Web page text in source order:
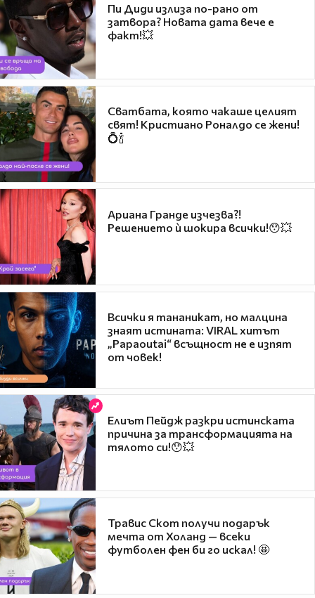
Пи Диди излиза по-рано от
затвора? Новата дата вече е
факт!💥
Сватбата, която чакаше целият
свят! Кристиано Роналдо се жени!
💍🍾
Ариана Гранде изчезва?!
Решението ѝ шокира всички!😯💥
Всички я тананикат, но малцина
знаят истината: VIRAL хитът
„Papaoutai“ всъщност не е изпят
от човек!
Елиът Пейдж разкри истинската
причина за трансформацията на
тялото си!😯💥
Травис Скот получи подарък
мечта от Холанд — всеки
футболен фен би го искал! 🤩